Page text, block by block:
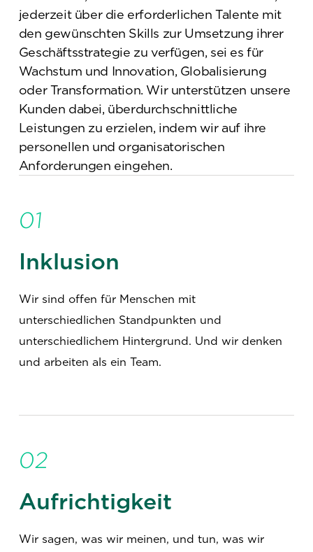
jederzeit über die erforderlichen Talente mit
den gewünschten Skills zur Umsetzung ihrer
Geschäftsstrategie zu verfügen, sei es für
Wachstum und Innovation, Globalisierung
oder Transformation. Wir unterstützen unsere
Kunden dabei, überdurchschnittliche
Leistungen zu erzielen, indem wir auf ihre
personellen und organisatorischen
Anforderungen eingehen.
01
Inklusion
Wir sind offen für Menschen mit
unterschiedlichen Standpunkten und
unterschiedlichem Hintergrund. Und wir denken
und arbeiten als ein Team.
02
Aufrichtigkeit
Wir sagen, was wir meinen, und tun, was wir